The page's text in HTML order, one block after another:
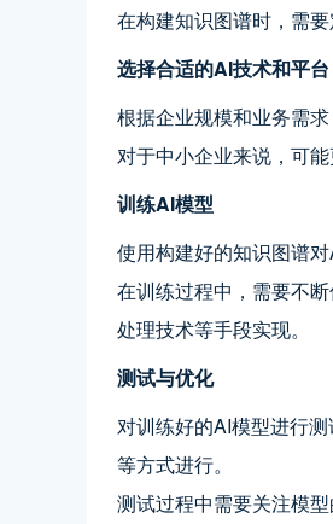
在构建知识图谱时，需
选择合适的AI技术和平台
根据企业规模和业务需
对于中小企业来说，可
训练AI模型
使用构建好的知识图谱
在训练过程中，需要不
处理技术等手段实现。
测试与优化
对训练好的AI模型进行
等方式进行。
测试过程中需要关注模